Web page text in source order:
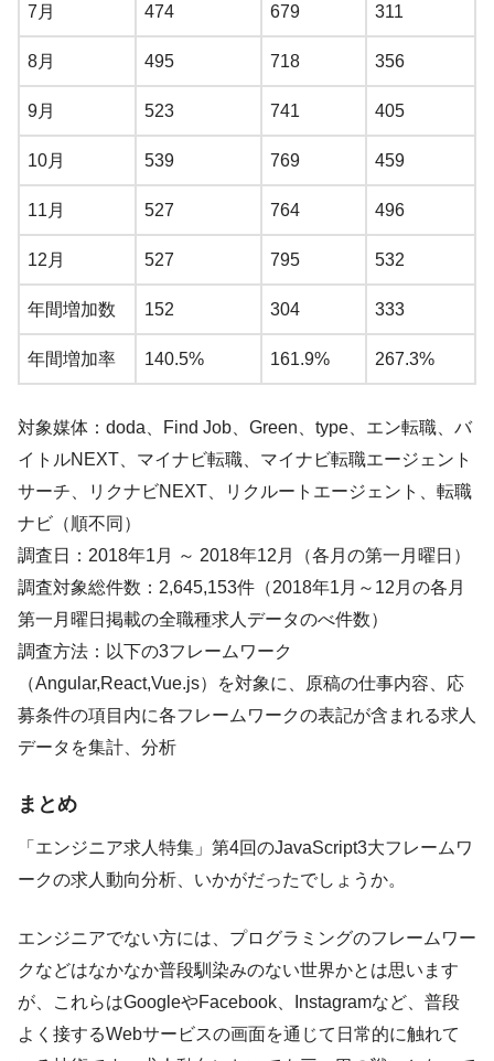
7月 474 679 311
8月 495 718 356
9月 523 741 405
10月 539 769 459
11月 527 764 496
12月 527 795 532
年間増加数 152 304 333
年間増加率 140.5% 161.9% 267.3%
対象媒体：doda、Find Job、Green、type、エン転職、バ
イトルNEXT、マイナビ転職、マイナビ転職エージェント
サーチ、リクナビNEXT、リクルートエージェント、転職
ナビ（順不同）
調査日：2018年1月 ～ 2018年12月（各月の第一月曜日）
調査対象総件数：2,645,153件（2018年1月～12月の各月
第一月曜日掲載の全職種求人データのべ件数）
調査方法：以下の3フレームワーク
（Angular,React,Vue.js）を対象に、原稿の仕事内容、応
募条件の項目内に各フレームワークの表記が含まれる求人
データを集計、分析
まとめ
「エンジニア求人特集」第4回のJavaScript3大フレームワ
ークの求人動向分析、いかがだったでしょうか。
エンジニアでない方には、プログラミングのフレームワー
クなどはなかなか普段馴染みのない世界かとは思います
が、これらはGoogleやFacebook、Instagramなど、普段
よく接するWebサービスの画面を通じて日常的に触れて